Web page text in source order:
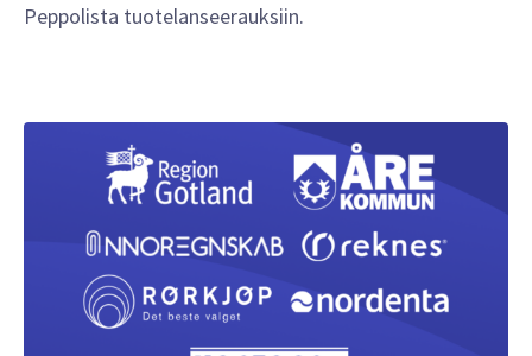
Peppolista tuotelanseerauksiin.